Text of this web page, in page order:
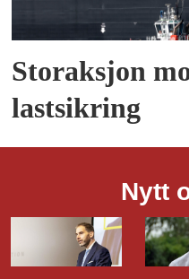
Storaksjon
lastsikring
Nytt